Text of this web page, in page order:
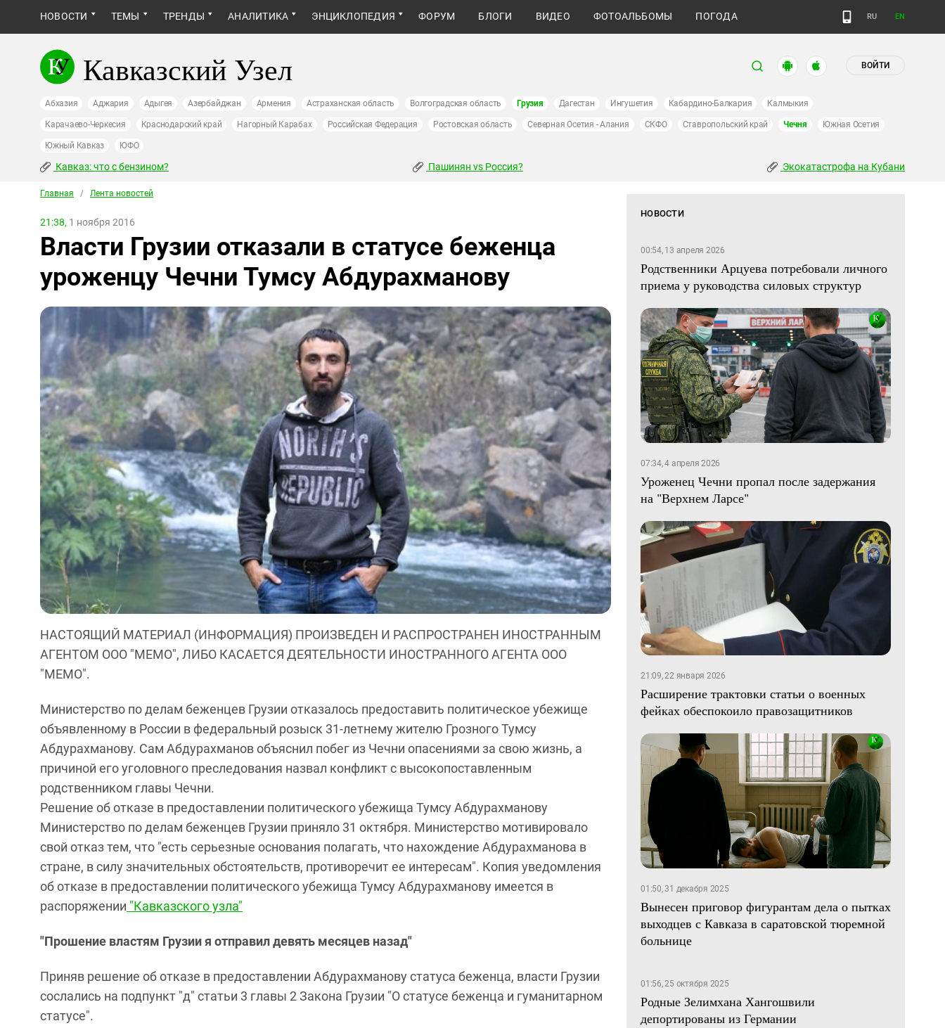
НОВОСТИ ТЕМЫ ТРЕНДЫ АНАЛИТИКА ЭНЦИКЛОПЕДИЯ ФОРУМ БЛОГИ ВИДЕО ФОТОАЛЬБОМЫ ПОГОДА RU EN
Кавказский Узел ВОЙТИ
Абхазия Аджария Адыгея Азербайджан Армения Астраханская область Волгоградская область Грузия Дагестан Ингушетия Кабардино-Балкария Калмыкия
Карачаево-Черкесия Краснодарский край Нагорный Карабах Российская Федерация Ростовская область Северная Осетия - Алания СКФО Ставропольский край Чечня Южная Осетия
Южный Кавказ ЮФО
Кавказ: что с бензином? Пашинян vs Россия? Экокатастрофа на Кубани
Главная / Лента новостей
21:38, 1 ноября 2016
Власти Грузии отказали в статусе беженца
уроженцу Чечни Тумсу Абдурахманову
НАСТОЯЩИЙ МАТЕРИАЛ (ИНФОРМАЦИЯ) ПРОИЗВЕДЕН И РАСПРОСТРАНЕН ИНОСТРАННЫМ
АГЕНТОМ ООО "МЕМО", ЛИБО КАСАЕТСЯ ДЕЯТЕЛЬНОСТИ ИНОСТРАННОГО АГЕНТА ООО
"МЕМО".
Министерство по делам беженцев Грузии отказалось предоставить политическое убежище
объявленному в России в федеральный розыск 31-летнему жителю Грозного Тумсу
Абдурахманову. Сам Абдурахманов объяснил побег из Чечни опасениями за свою жизнь, а
причиной его уголовного преследования назвал конфликт с высокопоставленным
родственником главы Чечни.
Решение об отказе в предоставлении политического убежища Тумсу Абдурахманову
Министерство по делам беженцев Грузии приняло 31 октября. Министерство мотивировало
свой отказ тем, что "есть серьезные основания полагать, что нахождение Абдурахманова в
стране, в силу значительных обстоятельств, противоречит ее интересам". Копия уведомления
об отказе в предоставлении политического убежища Тумсу Абдурахманову имеется в
распоряжении "Кавказского узла"
"Прошение властям Грузии я отправил девять месяцев назад"
Приняв решение об отказе в предоставлении Абдурахманову статуса беженца, власти Грузии
сослались на подпункт "д" статьи 3 главы 2 Закона Грузии "О статусе беженца и гуманитарном
статусе".
НОВОСТИ
00:54, 13 апреля 2026
Родственники Арцуева потребовали личного
приема у руководства силовых структур
07:34, 4 апреля 2026
Уроженец Чечни пропал после задержания
на "Верхнем Ларсе"
21:09, 22 января 2026
Расширение трактовки статьи о военных
фейках обеспокоило правозащитников
01:50, 31 декабря 2025
Вынесен приговор фигурантам дела о пытках
выходцев с Кавказа в саратовской тюремной
больнице
01:56, 25 октября 2025
Родные Зелимхана Хангошвили
депортированы из Германии